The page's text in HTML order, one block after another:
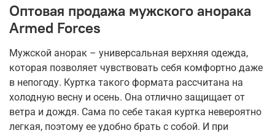
Оптовая продажа мужского анорака
Armed Forces
Мужской анорак – универсальная верхняя одежда,
которая позволяет чувствовать себя комфортно даже
в непогоду. Куртка такого формата рассчитана на
холодную весну и осень. Она отлично защищает от
ветра и дождя. Сама по себе такая куртка невероятно
легкая, поэтому ее удобно брать с собой. И при